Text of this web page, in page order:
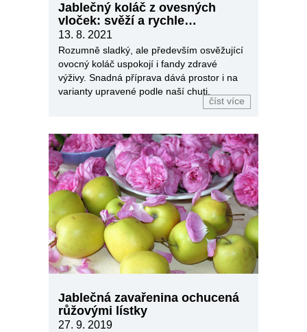
Jablečný koláč z ovesných
vloček: svěží a rychle
připravený
13. 8. 2021
Rozumně sladký, ale především osvěžující
ovocný koláč uspokojí i fandy zdravé
výživy. Snadná příprava dává prostor i na
varianty upravené podle naší chuti.
číst více
Jablečná zavařenina ochucená
růžovými lístky
27. 9. 2019